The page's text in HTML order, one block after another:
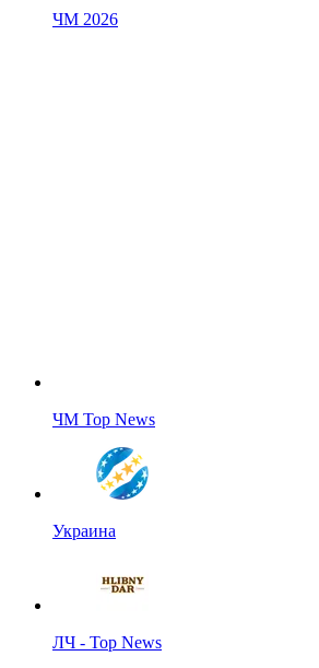
ЧМ 2026
ЧМ Top News
Украина
ЛЧ - Top News